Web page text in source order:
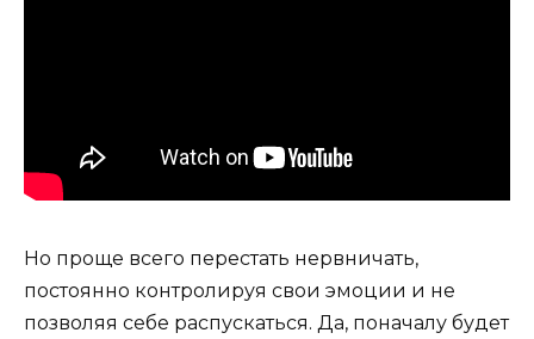
Но проще всего перестать нервничать,
постоянно контролируя свои эмоции и не
позволяя себе распускаться. Да, поначалу будет